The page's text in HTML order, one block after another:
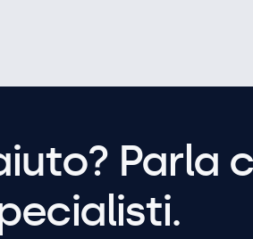
Parla